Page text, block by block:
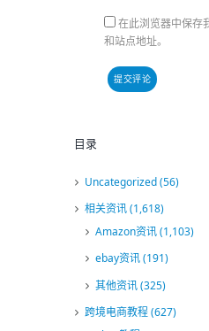
在此浏览器中保存
和站点地址。
目录
Uncategorized(56)
相关资讯(1,618)
Amazon资讯(1,103)
ebay资讯(191)
其他资讯(325)
跨境电商教程(627)